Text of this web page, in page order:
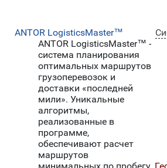
ANTOR LogisticsMaster™
ANTOR LogisticsMaster™ -
система планирования
оптимальных маршрутов
грузоперевозок и
доставки «последней
мили». Уникальные
алгоритмы,
реализованные в
программе,
обеспечивают расчет
маршрутов